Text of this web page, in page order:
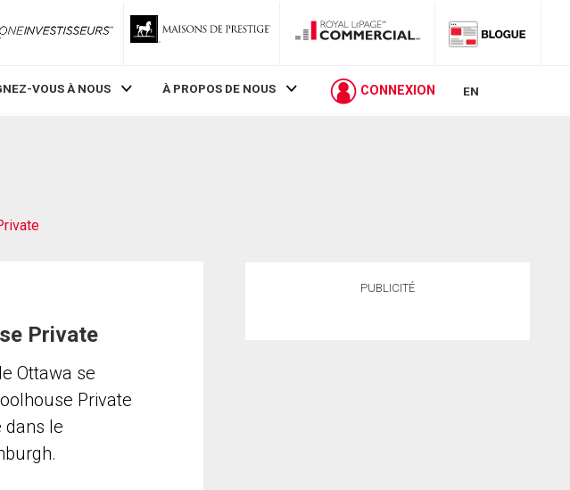
ZoneInvestisseurs RLP
VOUS À NOUS À PROPOS DE NOUS CONNEXION EN
Private
Ottawa se
Private
dans le
PUBLICITÉ